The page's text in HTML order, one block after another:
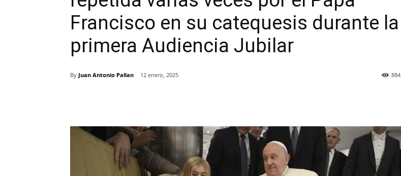
Francisco en su catequesis durante la
primera Audiencia Jubilar
By Juan Antonio Pallan 12 enero, 2025 884